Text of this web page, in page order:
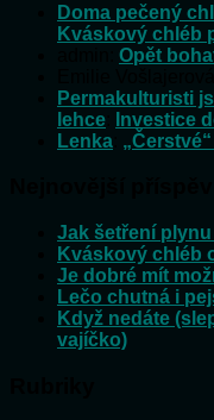
Doma pečený
Kváskový chléb
Opět
Permakulturisti
lehce
Investice
Lenka
Jak šetření
Kváskový chléb
Je dobré mít
Lečo chutná i
Když nedáte
vajíčko)